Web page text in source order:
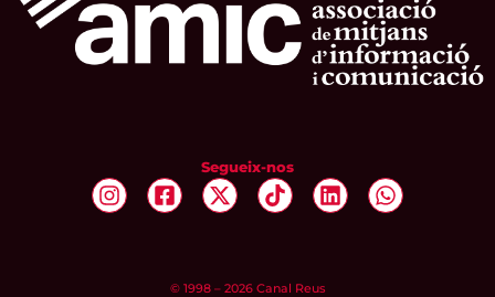
Segueix-nos
© 1998 – 2026 Canal Reus